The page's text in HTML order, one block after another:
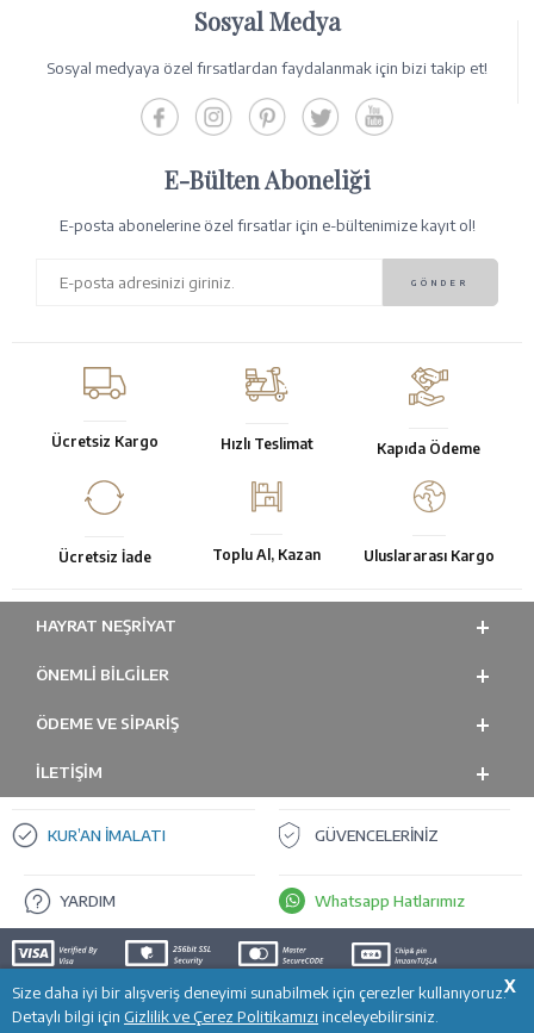
X
Size daha iyi bir alışveriş deneyimi sunabilmek için çerezler kullanıyoruz.
Detaylı bilgi için Gizlilik ve Çerez Politikamızı inceleyebilirsiniz.
SEPETE EKLE
Sosyal Medya
Sosyal medyaya özel fırsatlardan faydalanmak için bizi takip et!
E-Bülten Aboneliği
E-posta abonelerine özel fırsatlar için e-bültenimize kayıt ol!
Ücretsiz Kargo Hızlı Teslimat Kapıda Ödeme
Ücretsiz İade Toplu Al, Kazan Uluslararası Kargo
HAYRAT NEŞRIYAT
ÖNEMLI BILGILER
ÖDEME VE SİPARİŞ
İLETİŞİM
KUR’AN İMALATI GÜVENCELERİNİZ
YARDIM Whatsapp Hatlarımız
T-SoftE-TicaretSistemleriyle Hazırlanmıştır.